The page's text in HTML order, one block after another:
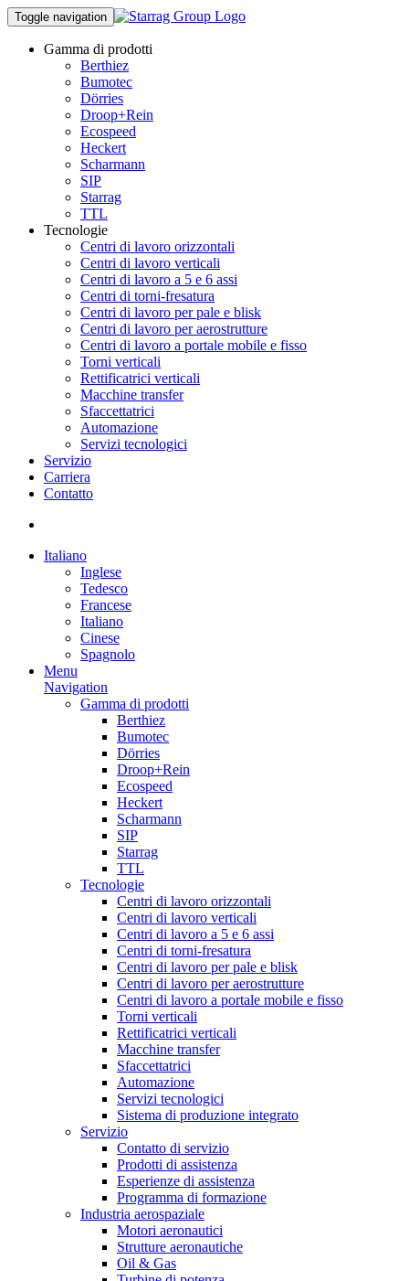
Toggle navigation
Gamma di prodotti
Berthiez
Bumotec
Dörries
Droop+Rein
Ecospeed
Heckert
Scharmann
SIP
Starrag
TTL
Tecnologie
Centri di lavoro orizzontali
Centri di lavoro verticali
Centri di lavoro a 5 e 6 assi
Centri di torni-fresatura
Centri di lavoro per pale e blisk
Centri di lavoro per aerostrutture
Centri di lavoro a portale mobile e fisso
Torni verticali
Rettificatrici verticali
Macchine transfer
Sfaccettatrici
Automazione
Servizi tecnologici
Servizio
Carriera
Contatto
Italiano
Inglese
Tedesco
Francese
Italiano
Cinese
Spagnolo
Menu
Navigation
Gamma di prodotti
Berthiez
Bumotec
Dörries
Droop+Rein
Ecospeed
Heckert
Scharmann
SIP
Starrag
TTL
Tecnologie
Centri di lavoro orizzontali
Centri di lavoro verticali
Centri di lavoro a 5 e 6 assi
Centri di torni-fresatura
Centri di lavoro per pale e blisk
Centri di lavoro per aerostrutture
Centri di lavoro a portale mobile e fisso
Torni verticali
Rettificatrici verticali
Macchine transfer
Sfaccettatrici
Automazione
Servizi tecnologici
Sistema di produzione integrato
Servizio
Contatto di servizio
Prodotti di assistenza
Esperienze di assistenza
Programma di formazione
Industria aerospaziale
Motori aeronautici
Strutture aeronautiche
Oil & Gas